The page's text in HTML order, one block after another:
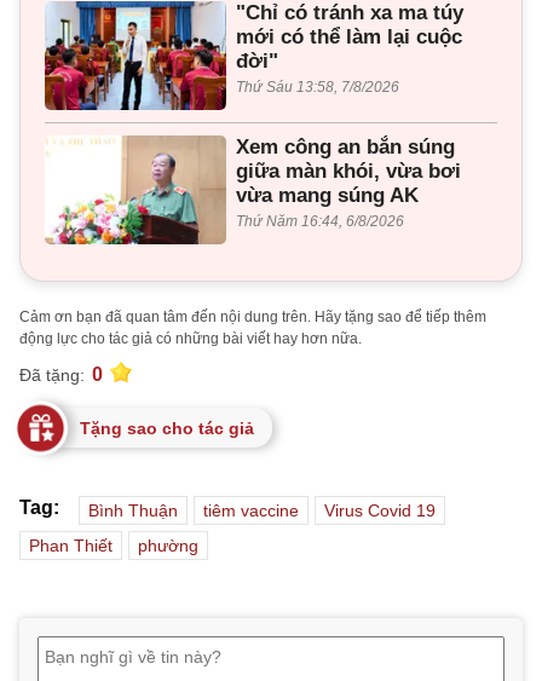
"Chỉ có tránh xa ma túy
mới có thể làm lại cuộc
đời"
Thứ Sáu 13:58, 7/8/2026
Xem công an bắn súng
giữa màn khói, vừa bơi
vừa mang súng AK
Thứ Năm 16:44, 6/8/2026
Cảm ơn bạn đã quan tâm đến nội dung trên. Hãy tặng sao để tiếp thêm
động lực cho tác giả có những bài viết hay hơn nữa.
Đã tặng: 0
Tặng sao cho tác giả
Tag: Bình Thuận tiêm vaccine
Virus Covid 19
Phan Thiết
phường